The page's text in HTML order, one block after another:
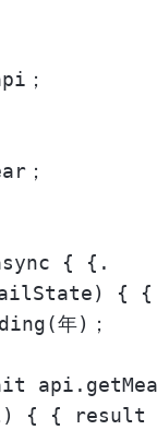
；
；
{ {.
{
年)；
{ { result